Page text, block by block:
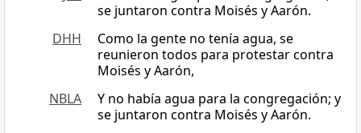
se juntaron contra Moisés y Aarón.
DHH
Como la gente no tenía agua, se
reunieron todos para protestar contra
Moisés y Aarón,
NBLA
Y no había agua para la congregación; y
se juntaron contra Moisés y Aarón.